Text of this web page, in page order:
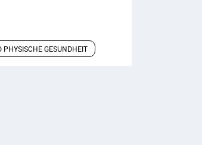
PHYSISCHE GESUNDHEIT